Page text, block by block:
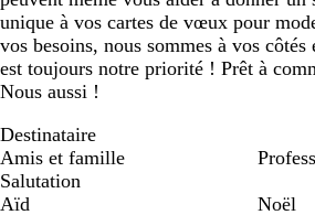
unique à vos cartes de vœux pour
vos besoins, nous sommes à vos
est toujours notre priorité ! Prêt à
Nous aussi !
Destinataire
Amis et famille
Salutation
Aïd
Noël